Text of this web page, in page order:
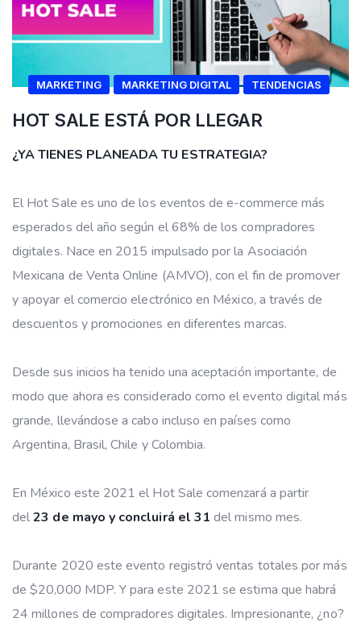
MARKETING MARKETING DIGITAL TENDENCIAS
HOT SALE ESTÁ POR LLEGAR
¿YA TIENES PLANEADA TU ESTRATEGIA?
El Hot Sale es uno de los eventos de e-commerce más
esperados del año según el 68% de los compradores
digitales. Nace en 2015 impulsado por la Asociación
Mexicana de Venta Online (AMVO), con el fin de promover
y apoyar el comercio electrónico en México, a través de
descuentos y promociones en diferentes marcas.
Desde sus inicios ha tenido una aceptación importante, de
modo que ahora es considerado como el evento digital más
grande, llevándose a cabo incluso en países como
Argentina, Brasil, Chile y Colombia.
En México este 2021 el Hot Sale comenzará a partir
del23 de mayo y concluirá el 31 del mismo mes.
Durante 2020 este evento registró ventas totales por más
de $20,000 MDP. Y para este 2021 se estima que habrá
24 millones de compradores digitales. Impresionante, ¿no?